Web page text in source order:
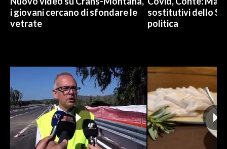
i giovani cercano di sfondare le
vetrate
sostitutivi dello
politica